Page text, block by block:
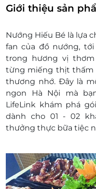
thành tiền mặt,
Không áp dụng
Giá chưa bao gồm
hệ NCC.
Giới thiệu sản
Nướng Hiếu Bé là lựa
fan của đồ nướng,
trong hương vị
từng miếng thịt thấm
thương nhớ. Đây là
ngon Hà Nội mà
LifeLink khám phá
dành cho 01 - 02
thưởng thực bữa tiệc